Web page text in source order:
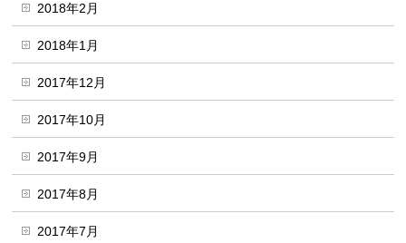
2018年2月
2018年1月
2017年12月
2017年10月
2017年9月
2017年8月
2017年7月